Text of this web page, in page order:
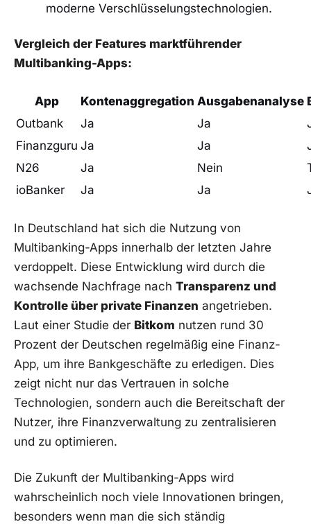
moderne Verschlüsselungstechnologien.
Vergleich der Features marktführender
Multibanking-Apps:
App Kontenaggregation Ausgabenanalyse
Outbank
Ja Ja
Finanzguru Ja Ja
N26
Ja Nein
ioBanker
Ja Ja
In Deutschland hat sich die Nutzung von
Multibanking-Apps innerhalb der letzten Jahre
verdoppelt. Diese Entwicklung wird durch die
wachsende Nachfrage nach Transparenz und
Kontrolle über private Finanzen angetrieben.
Laut einer Studie der Bitkom nutzen rund 30
Prozent der Deutschen regelmäßig eine Finanz-
App, um ihre Bankgeschäfte zu erledigen. Dies
zeigt nicht nur das Vertrauen in solche
Technologien, sondern auch die Bereitschaft der
Nutzer, ihre Finanzverwaltung zu zentralisieren
und zu optimieren.
Die Zukunft der Multibanking-Apps wird
wahrscheinlich noch viele Innovationen bringen,
besonders wenn man die sich ständig